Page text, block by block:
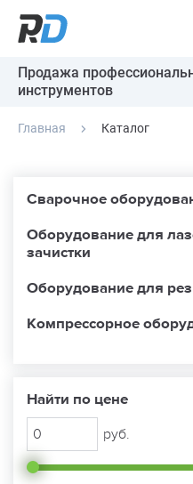
Продажа
инструментов
Главная Каталог
Сварочное
Оборудование для
зачистки
Оборудование для
Компрессорное
Найти по цене
руб.